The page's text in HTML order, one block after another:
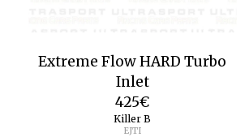
Extreme Flow HARD Turbo
Inlet
425€
Killer B
EJTI